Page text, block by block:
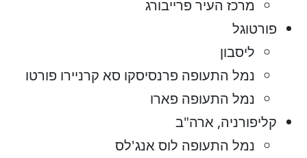
מרכז העיר פרייבורג
פורטוגל
ליסבון
נמל התעופה פרנסיסקו סא קרניירו פורטו
נמל התעופה פארו
קליפורניה, ארה"ב
נמל התעופה לוס אנג'לס